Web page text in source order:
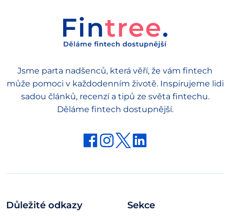
Jsme parta nadšenců, která věří, že vám fintech
může pomoci v každodenním životě. Inspirujeme lidi
sadou článků, recenzí a tipů ze světa fintechu.
Děláme fintech dostupnější.
Důležité odkazy Sekce